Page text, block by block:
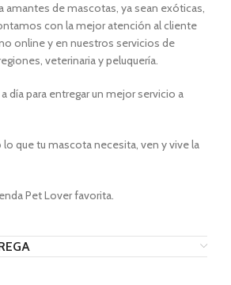
amantes de mascotas, ya sean exóticas,
con la mejor atención al cliente
online y en nuestros servicios de
veterinaria y peluquería.
día para entregar un mejor servicio a
que tu mascota necesita, ven y vive la
Pet Lover favorita.